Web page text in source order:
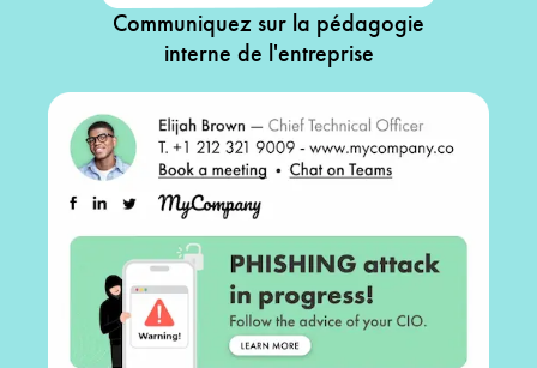
Communiquez sur la pédagogie
interne de l'entreprise